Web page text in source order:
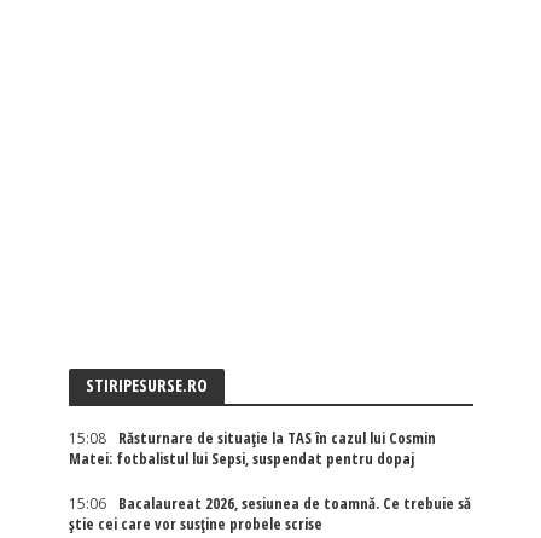
STIRIPESURSE.RO
15:08
Răsturnare de situație la TAS în cazul lui Cosmin
Matei: fotbalistul lui Sepsi, suspendat pentru dopaj
15:06
Bacalaureat 2026, sesiunea de toamnă. Ce trebuie să
știe cei care vor susține probele scrise